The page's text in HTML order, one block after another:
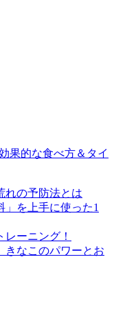
果的な食べ方＆タイ
れの予防法とは
」を上手に使った1
レーニング！
きなこのパワーとお